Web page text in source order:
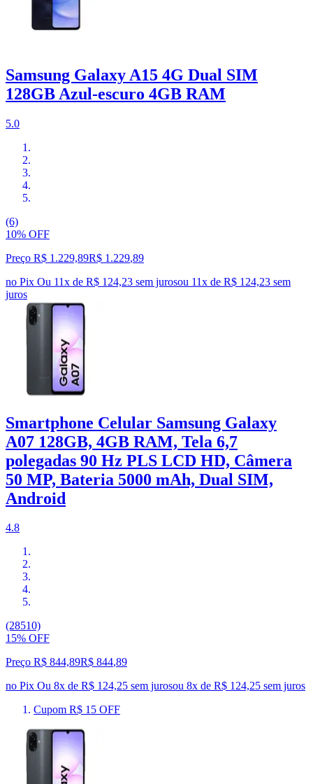
Samsung Galaxy A15 4G Dual SIM
128GB Azul-escuro 4GB RAM
5.0
(6)
10% OFF
Preço R$ 1.229,89R$ 1.229,89
no Pix Ou 11x de R$ 124,23 sem jurosou 11x de R$ 124,23 sem
juros
Smartphone Celular Samsung Galaxy
A07 128GB, 4GB RAM, Tela 6,7
polegadas 90 Hz PLS LCD HD, Câmera
50 MP, Bateria 5000 mAh, Dual SIM,
Android
4.8
(28510)
15% OFF
Preço R$ 844,89R$ 844,89
no Pix Ou 8x de R$ 124,25 sem jurosou 8x de R$ 124,25 sem juros
Cupom R$ 15 OFF